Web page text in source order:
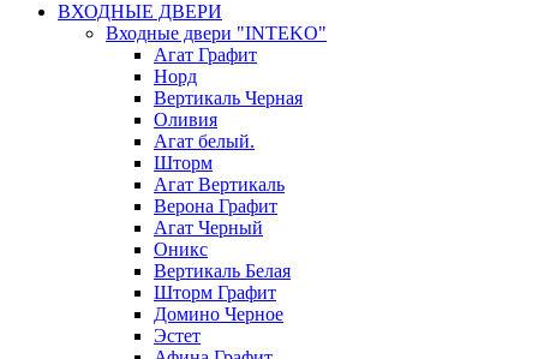
ВХОДНЫЕ ДВЕРИ
Входные двери "INTEKO"
Агат Графит
Норд
Вертикаль Черная
Оливия
Агат белый.
Шторм
Агат Вертикаль
Верона Графит
Агат Черный
Оникс
Вертикаль Белая
Шторм Графит
Домино Черное
Эстет